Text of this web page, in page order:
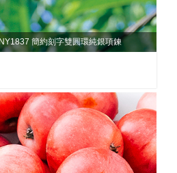
簡約刻字雙圓環純銀項鍊